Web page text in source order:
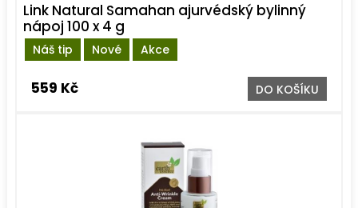
Náš tip Nové Akce
Link Natural Samahan ajurvédský bylinný
nápoj 100 x 4 g
559 Kč DO KOŠÍKU